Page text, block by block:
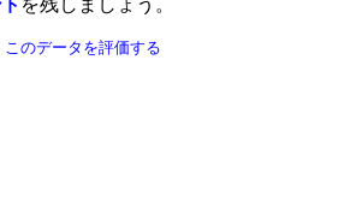
を残しましょう。
このデータを評価する